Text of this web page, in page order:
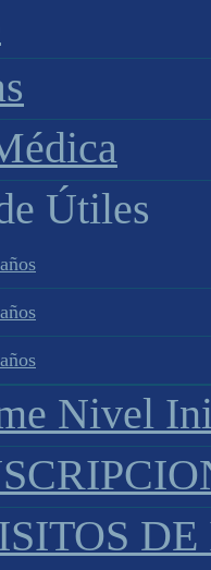
Útiles
Nivel